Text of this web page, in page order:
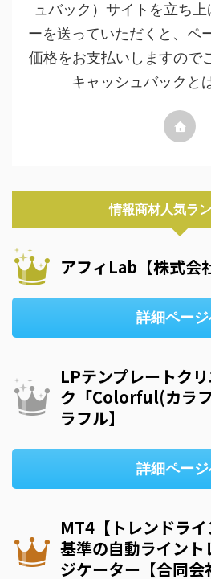
ュバック）サイトを立ち
ーを送っていただくと、ペ
価格をお支払いしますので
キャッシュバックと
情報商材人気ラ
アフィLab【株式会
詳細ペー
LPテンプレートク
ク「Colorful(カラ
ラフル】
詳細ペー
MT4【トレンドラ
基準の自動ライント
ジケーター【合同会